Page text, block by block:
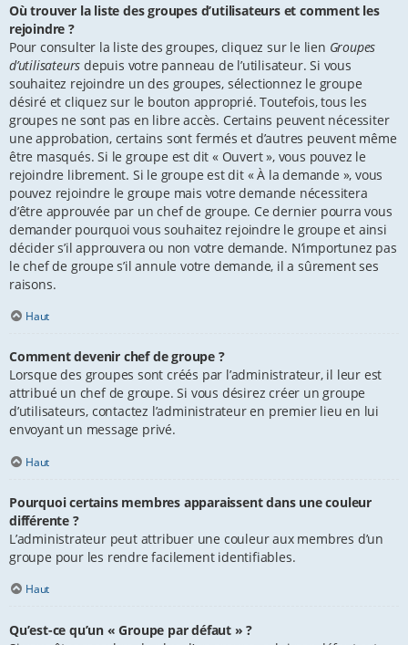
Où trouver la liste des groupes d’utilisateurs et comment les
rejoindre ?
Pour consulter la liste des groupes, cliquez sur le lien Groupes
d’utilisateurs depuis votre panneau de l’utilisateur. Si vous
souhaitez rejoindre un des groupes, sélectionnez le groupe
désiré et cliquez sur le bouton approprié. Toutefois, tous les
groupes ne sont pas en libre accès. Certains peuvent nécessiter
une approbation, certains sont fermés et d’autres peuvent même
être masqués. Si le groupe est dit « Ouvert », vous pouvez le
rejoindre librement. Si le groupe est dit « À la demande », vous
pouvez rejoindre le groupe mais votre demande nécessitera
d’être approuvée par un chef de groupe. Ce dernier pourra vous
demander pourquoi vous souhaitez rejoindre le groupe et ainsi
décider s’il approuvera ou non votre demande. N’importunez pas
le chef de groupe s’il annule votre demande, il a sûrement ses
raisons.
Haut
Comment devenir chef de groupe ?
Lorsque des groupes sont créés par l’administrateur, il leur est
attribué un chef de groupe. Si vous désirez créer un groupe
d’utilisateurs, contactez l’administrateur en premier lieu en lui
envoyant un message privé.
Haut
Pourquoi certains membres apparaissent dans une couleur
différente ?
L’administrateur peut attribuer une couleur aux membres d’un
groupe pour les rendre facilement identifiables.
Haut
Qu’est-ce qu’un « Groupe par défaut » ?